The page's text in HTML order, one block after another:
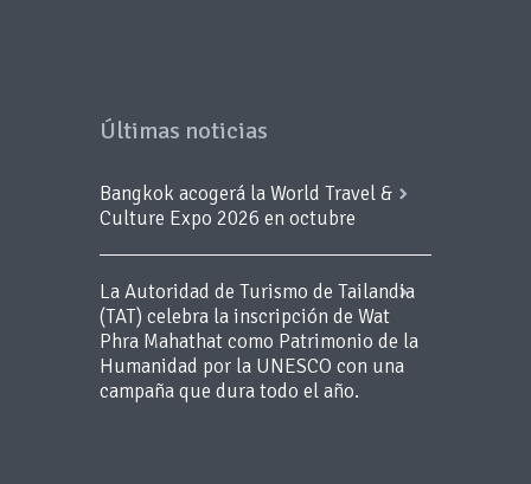
Últimas noticias
Bangkok acogerá la World Travel &
Culture Expo 2026 en octubre
La Autoridad de Turismo de Tailandia
(TAT) celebra la inscripción de Wat
Phra Mahathat como Patrimonio de la
Humanidad por la UNESCO con una
campaña que dura todo el año.